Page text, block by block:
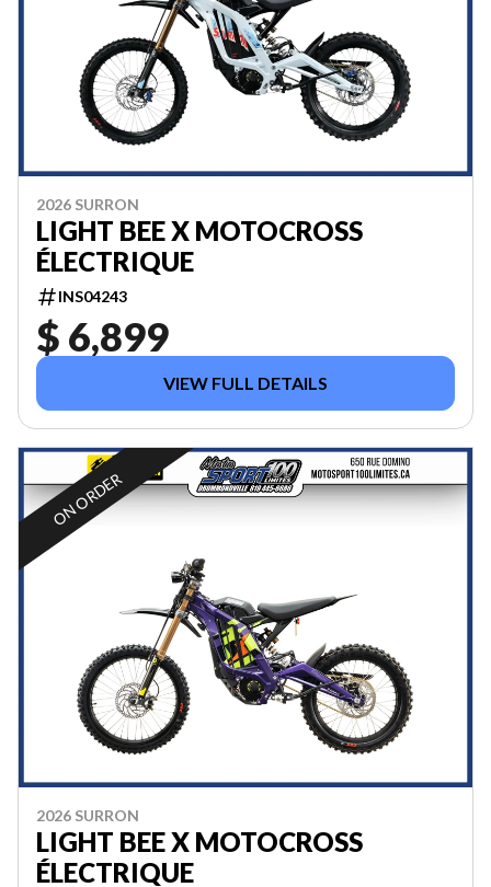
2026 SURRON
LIGHT BEE X MOTOCROSS
ÉLECTRIQUE
INS04243
$ 6,899
VIEW FULL DETAILS
ON ORDER
2026 SURRON
LIGHT BEE X MOTOCROSS
ÉLECTRIQUE